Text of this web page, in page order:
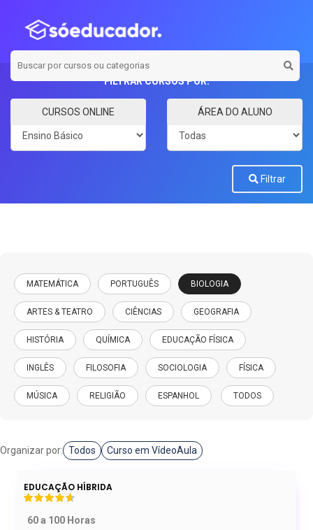
CURSOS ONLINE ÁREA DO ALUNO
FILTRAR CURSOS POR:
Filtrar
MATEMÁTICA PORTUGUÊS BIOLOGIA
ARTES & TEATRO CIÊNCIAS GEOGRAFIA
HISTÓRIA QUÍMICA EDUCAÇÃO FÍSICA
INGLÊS FILOSOFIA SOCIOLOGIA FÍSICA
MÚSICA RELIGIÃO ESPANHOL TODOS
Organizar por: Todos Curso em VídeoAula
EDUCAÇÃO HÍBRIDA
60 a 100 Horas